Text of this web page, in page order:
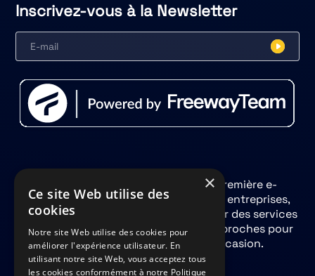
Inscrivez-vous à la Newsletter
La carte cadeau FreemiumPlay est la première e-
carte 100% Loisirs Numériques pour les entreprises,
les CSE, les particuliers souhaitant offrir des services
numériques à leurs salariés, clients ou proches pour
Noël, un anniversaire ou toute autre occasion.
×
Ce site Web utilise des
cookies
Notre site Web utilise des cookies pour
améliorer l'expérience utilisateur. En
utilisant notre site Web, vous acceptez tous
les cookies conformément à notre Politique